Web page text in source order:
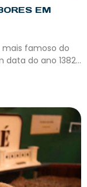
EM
mais famoso do
data do ano 1382…